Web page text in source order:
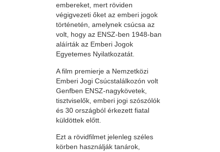
embereket, mert röviden
végigvezeti őket az emberi jogok
történetén, amelynek csúcsa az
volt, hogy az ENSZ-ben 1948-ban
aláírták az Emberi Jogok
Egyetemes Nyilatkozatát.
A film premierje a Nemzetközi
Emberi Jogi Csúcstalálkozón volt
Genfben ENSZ-nagykövetek,
tisztviselők, emberi jogi szószólók
és 30 országból érkezett fiatal
küldöttek előtt.
Ezt a rövidfilmet jelenleg széles
körben használják tanárok,